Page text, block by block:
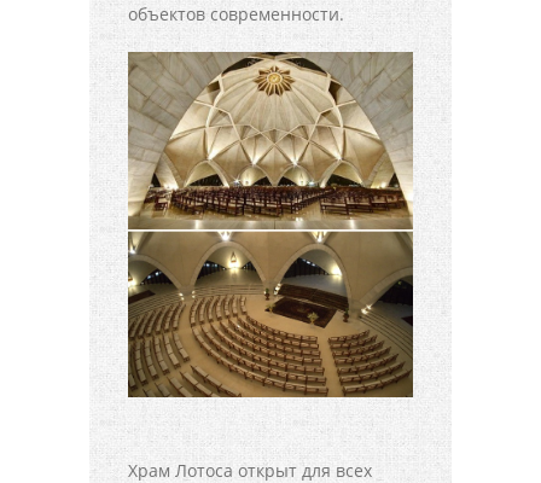
объектов современности.
Храм Лотоса открыт для всех